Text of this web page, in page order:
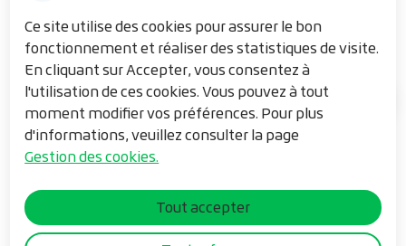
Ce site utilise des cookies pour assurer le bon
fonctionnement et réaliser des statistiques de visite.
En cliquant sur Accepter, vous consentez à
l'utilisation de ces cookies. Vous pouvez à tout
moment modifier vos préférences. Pour plus
d'informations, veuillez consulter la page
Gestion des cookies.
Tout accepter
APE Léonard de Vinci
Accueil Mes loisirs
Présidente : Dorothée Nieuwjaer
06.46.22.07.14
Les champs suivis par * sont obligatoires